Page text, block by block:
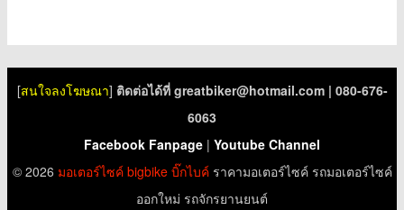
[สนใจลงโฆษณา] ติดต่อได้ที่ greatbiker@hotmail.com| 080-676-
6063
Facebook Fanpage | Youtube Channel
© 2026 มอเตอร์ไซค์ bigbike บิ๊กไบค์ราคามอเตอร์ไซค์ รถมอเตอร์ไซค์
ออกใหม่ รถจักรยานยนต์